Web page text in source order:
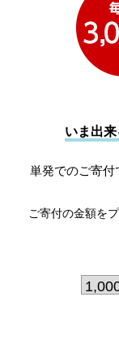
いま出来
単発でのご寄付
ご寄付の金額を